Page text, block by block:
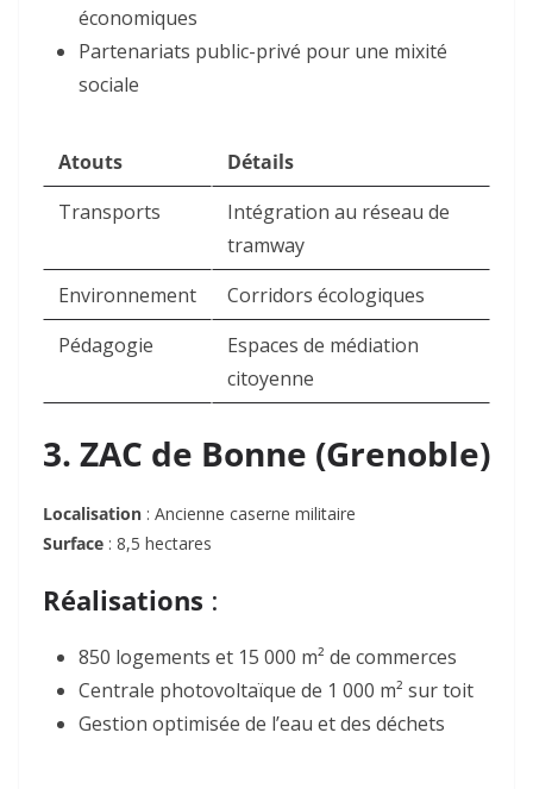
économiques
Partenariats public-privé pour une mixité
sociale
Atouts
Détails
Transports
Intégration au réseau de
tramway
Environnement
Corridors écologiques
Pédagogie
Espaces de médiation
citoyenne
3. ZAC de Bonne (Grenoble)
Localisation : Ancienne caserne militaire
Surface : 8,5 hectares
Réalisations :
850 logements et 15 000 m² de commerces
Centrale photovoltaïque de 1 000 m² sur toit
Gestion optimisée de l’eau et des déchets